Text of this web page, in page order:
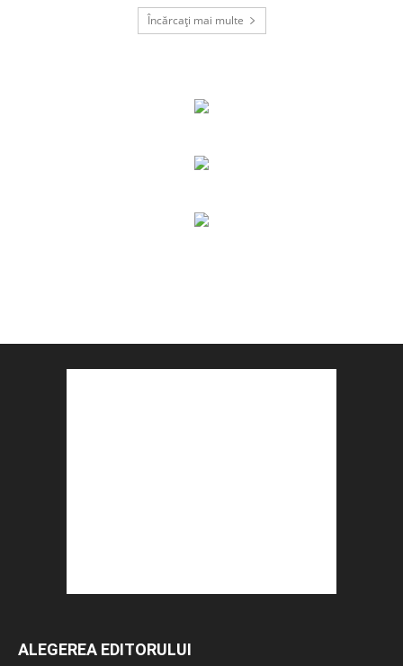
Încărcați mai multe
ALEGEREA EDITORULUI